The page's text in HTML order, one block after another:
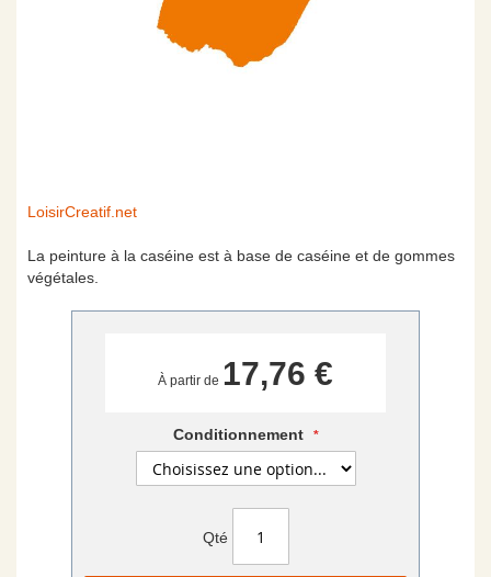
LoisirCreatif.net
La peinture à la caséine est à base de caséine et de gommes
végétales.
À partir de 17,76 €
Conditionnement
Qté
Skip
the
beginning